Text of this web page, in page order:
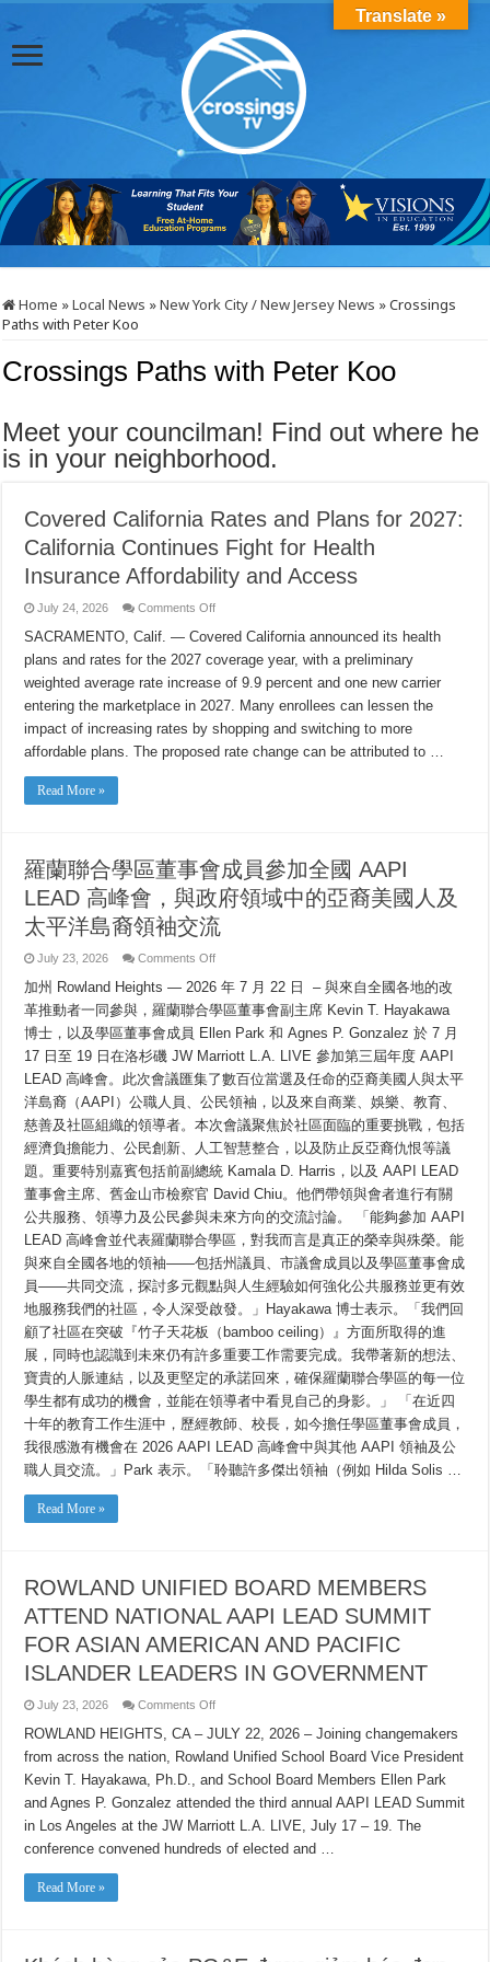
Home »Local News »New York City / New Jersey News »Crossings
Paths with Peter Koo
Crossings Paths with Peter Koo
Meet your councilman! Find out where he
is in your neighborhood.
Covered California Rates and Plans for 2027:
California Continues Fight for Health
Insurance Affordability and Access
July 24, 2026 Comments Offon
California
Rates
and
for
2027:
California
Continues
Fight
for
SACRAMENTO, Calif. — Covered California announced its health
plans and rates for the 2027 coverage year, with a preliminary
weighted average rate increase of 9.9 percent and one new carrier
entering the marketplace in 2027. Many enrollees can lessen the
impact of increasing rates by shopping and switching to more
affordable plans. The proposed rate change can be attributed to …
Read More »
羅蘭聯合學區董事會成員參加全國 AAPI
LEAD 高峰會，與政府領域中的亞裔美國人及
太平洋島裔領袖交流
July 23, 2026 Comments Offon
蘭
聯
合
學
區
董
事
會
成
員
參
加
國
AAPI
高
峰
會，
與
政
府
領
域
中
的
亞
裔
美
人
領
交
流
加州 Rowland Heights — 2026 年 7 月 22 日 – 與來自全國各地的改
革推動者一同參與，羅蘭聯合學區董事會副主席 Kevin T. Hayakawa
博士，以及學區董事會成員 Ellen Park 和 Agnes P. Gonzalez 於 7 月
17 日至 19 日在洛杉磯 JW Marriott L.A. LIVE 參加第三屆年度 AAPI
LEAD 高峰會。此次會議匯集了數百位當選及任命的亞裔美國人與太平
洋島裔（AAPI）公職人員、公民領袖，以及來自商業、娛樂、教育、
慈善及社區組織的領導者。本次會議聚焦於社區面臨的重要挑戰，包括
經濟負擔能力、公民創新、人工智慧整合，以及防止反亞裔仇恨等議
題。重要特別嘉賓包括前副總統 Kamala D. Harris，以及 AAPI LEAD
董事會主席、舊金山市檢察官 David Chiu。他們帶領與會者進行有關
公共服務、領導力及公民參與未來方向的交流討論。 「能夠參加 AAPI
LEAD 高峰會並代表羅蘭聯合學區，對我而言是真正的榮幸與殊榮。能
與來自全國各地的領袖——包括州議員、市議會成員以及學區董事會成
員——共同交流，探討多元觀點與人生經驗如何強化公共服務並更有效
地服務我們的社區，令人深受啟發。」Hayakawa 博士表示。「我們回
顧了社區在突破『竹子天花板（bamboo ceiling）』方面所取得的進
展，同時也認識到未來仍有許多重要工作需要完成。我帶著新的想法、
寶貴的人脈連結，以及更堅定的承諾回來，確保羅蘭聯合學區的每一位
學生都有成功的機會，並能在領導者中看見自己的身影。」 「在近四
十年的教育工作生涯中，歷經教師、校長，如今擔任學區董事會成員，
我很感激有機會在 2026 AAPI LEAD 高峰會中與其他 AAPI 領袖及公
職人員交流。」Park 表示。「聆聽許多傑出領袖（例如 Hilda Solis …
Read More »
ROWLAND UNIFIED BOARD MEMBERS
ATTEND NATIONAL AAPI LEAD SUMMIT
FOR ASIAN AMERICAN AND PACIFIC
ISLANDER LEADERS IN GOVERNMENT
July 23, 2026 Comments Offon
UNIFIED
BOARD
MEMBERS
NATIONAL
AAPI
LEAD
SUMMIT
FOR
ASIAN
ROWLAND HEIGHTS, CA – JULY 22, 2026 – Joining changemakers
from across the nation, Rowland Unified School Board Vice President
Kevin T. Hayakawa, Ph.D., and School Board Members Ellen Park
and Agnes P. Gonzalez attended the third annual AAPI LEAD Summit
in Los Angeles at the JW Marriott L.A. LIVE, July 17 – 19. The
conference convened hundreds of elected and …
Read More »
Translate »